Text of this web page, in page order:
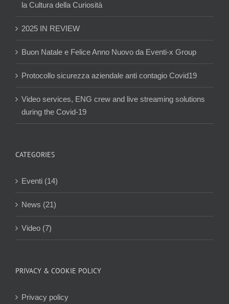
la Cultura della Curiosità
2025 IN REVIEW
Buon Natale e Felice Anno Nuovo da Eventi-x Group
Protocollo sicurezza aziendale anti contagio Covid19
Video services, ENG crew and live streaming solutions
during the Covid-19
CATEGORIES
Eventi (14)
News (21)
Video (7)
PRIVACY & COOKIE POLICY
Privacy policy